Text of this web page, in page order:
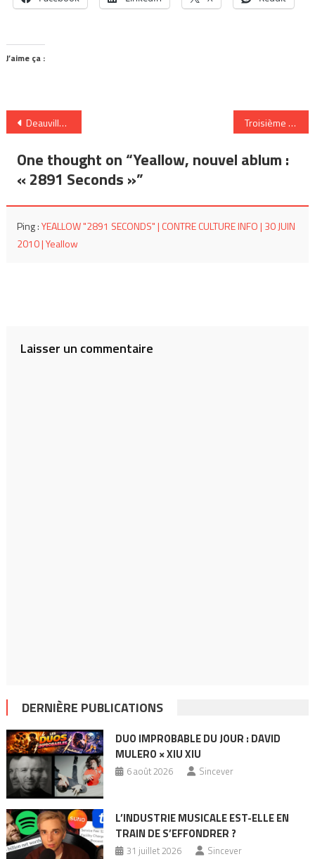
J’aime ça :
Navigation
de
l’article
Deauville fête ses 150 ans avec 365 événements! Troisième épisode du podcast avec notre intervenant Rémi Bouton
One thought on “Yeallow, nouvel ablum :
« 2891 Seconds »”
Ping :YEALLOW "2891 SECONDS" | CONTRE CULTURE INFO | 30 JUIN
2010 | Yeallow
Laisser un commentaire
DERNIÈRE PUBLICATIONS
DUO IMPROBABLE DU JOUR : DAVID
MULERO × XIU XIU
6 août 2026 Sincever
L’INDUSTRIE MUSICALE EST-ELLE EN
TRAIN DE S’EFFONDRER ?
31 juillet 2026 Sincever